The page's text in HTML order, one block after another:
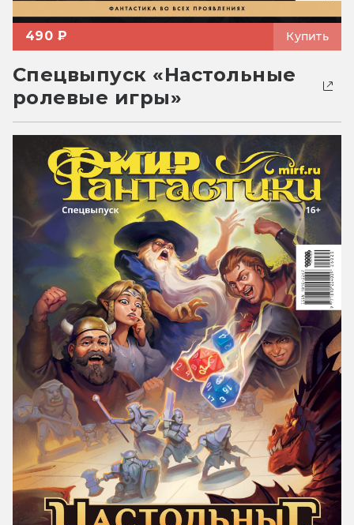
490 ₽ Купить
Спецвыпуск «Настольные
ролевые игры»